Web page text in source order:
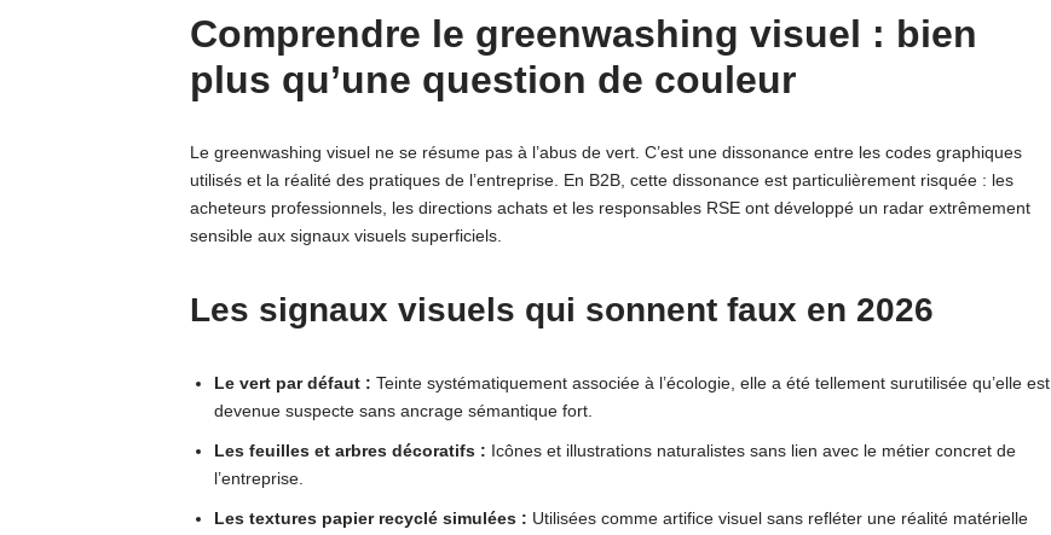
Comprendre le greenwashing visuel : bien
plus qu’une question de couleur
Le greenwashing visuel ne se résume pas à l’abus de vert. C’est une dissonance entre les codes graphiques
utilisés et la réalité des pratiques de l’entreprise. En B2B, cette dissonance est particulièrement risquée : les
acheteurs professionnels, les directions achats et les responsables RSE ont développé un radar extrêmement
sensible aux signaux visuels superficiels.
Les signaux visuels qui sonnent faux en 2026
Le vert par défaut : Teinte systématiquement associée à l’écologie, elle a été tellement surutilisée qu’elle est
devenue suspecte sans ancrage sémantique fort.
Les feuilles et arbres décoratifs : Icônes et illustrations naturalistes sans lien avec le métier concret de
l’entreprise.
Les textures papier recyclé simulées : Utilisées comme artifice visuel sans refléter une réalité matérielle